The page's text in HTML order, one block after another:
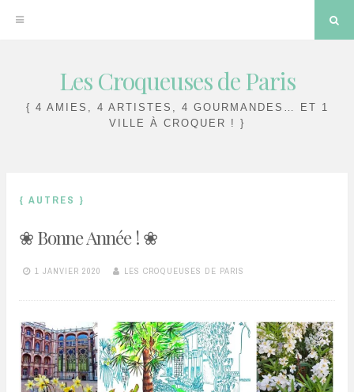
Les Croqueuses de Paris
{ 4 AMIES, 4 ARTISTES, 4 GOURMANDES… ET 1
VILLE À CROQUER ! }
{ AUTRES }
❀ Bonne Année ! ❀
1 JANVIER 2020 LES CROQUEUSES DE PARIS